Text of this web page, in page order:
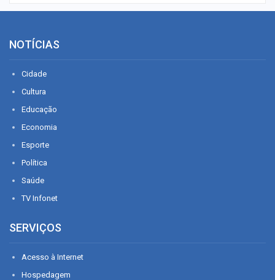
NOTÍCIAS
Cidade
Cultura
Educação
Economia
Esporte
Política
Saúde
TV Infonet
SERVIÇOS
Acesso à Internet
Hospedagem